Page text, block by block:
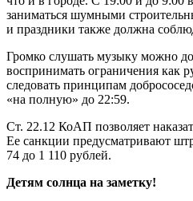
заниматься шумными
и праздники также должна
Громко слушать музыку можно
воспринимать ограничения как
следовать принципам
«на полную» до 22:59.
Ст. 22.12 КоАП позволяет
Ее санкции предусматривают
74 до 1 110 рублей.
Детям солнца на заметку!